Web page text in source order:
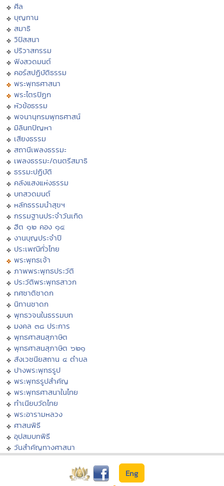
ศีล
บุญทาน
สมาธิ
วิปัสสนา
ปริวาสกรรม
ฟังสวดมนต์
คอร์สปฏิบัติธรรม
พระพุทธศาสนา
พระไตรปิฏก
หัวข้อธรรม
พจนานุกรมพุทธศาสน์
มิลินทปัญหา
เสียงธรรม
สถานีเพลงธรรมะ
เพลงธรรมะ/ดนตรีสมาธิ
ธรรมะปฏิบัติ
คลังแสงแห่งธรรม
บทสวดมนต์
หลักธรรมนำสุขฯ
กรรมฐานประจำวันเกิด
ฮีต ๑๒ คอง ๑๔
งานบุญประจำปี
ประเพณีทั่วไทย
พระพุทธเจ้า
ภาพพระพุทธประวัติ
ประวัติพระพุทธสาวก
ทศชาติชาดก
นิทานชาดก
พุทธวจนในธรรมบท
มงคล ๓๘ ประการ
พุทธศาสนสุภาษิต
พุทธศาสนสุภาษิต ๖๒๑
สังเวชนียสถาน ๔ ตำบล
ปางพระพุทธรูป
พระพุทธรูปสำคัญ
พระพุทธศาสนาในไทย
ทำเนียบวัดไทย
พระอารามหลวง
ศาสนพิธี
อุปสมบทพิธี
วันสำคัญทางศาสนา
Eng